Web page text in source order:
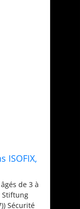
ISOFIX,
de 3 à
Stiftung
Sécurité